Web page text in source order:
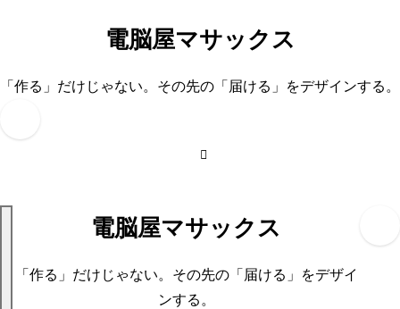
電脳屋マサックス
「作る」だけじゃない。その先の「届ける」をデザインする。
電脳屋マサックス
「作る」だけじゃない。その先の「届ける」をデザイ
ンする。